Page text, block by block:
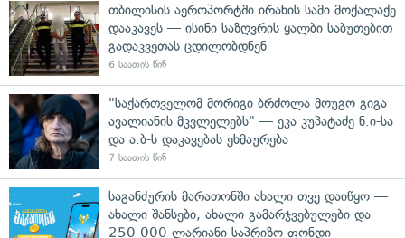
თბილისის აეროპორტში ირანის სამი მოქალაქე
დააკავეს — ისინი საზღვრის ყალბი საბუთებით
გადაკვეთას ცდილობდნენ
6 საათის წინ
"საქართველომ მორიგი ბრძოლა მოუგო გიგა
ავალიანის მკვლელებს" — ეკა კუპატაძე ნ.ი-სა
და ა.ბ-ს დაკავებას ეხმაურება
7 საათის წინ
საგანძურის მარათონში ახალი თვე დაიწყო —
ახალი შანსები, ახალი გამარჯვებულები და
250 000-ლარიანი საპრიზო ფონდი